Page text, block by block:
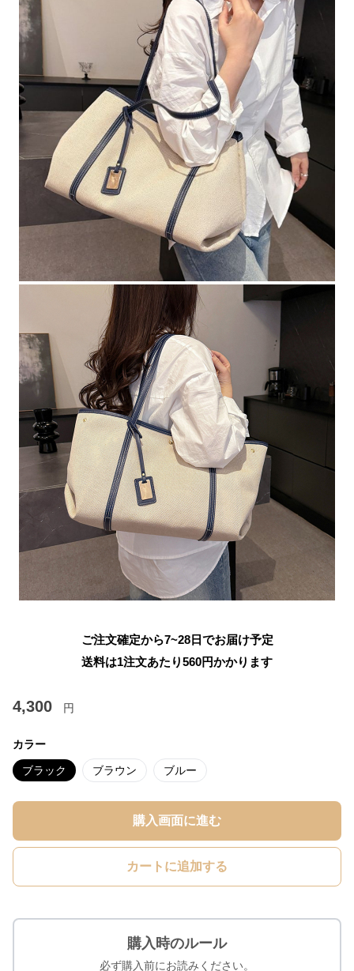
ご注文確定から7~28日でお届け予定
送料は1注文あたり560円かかります
4,300 円
カラー
ブラック ブラウン ブルー
購入画面に進む
カートに追加する
購入時のルール
必ず購入前にお読みください。